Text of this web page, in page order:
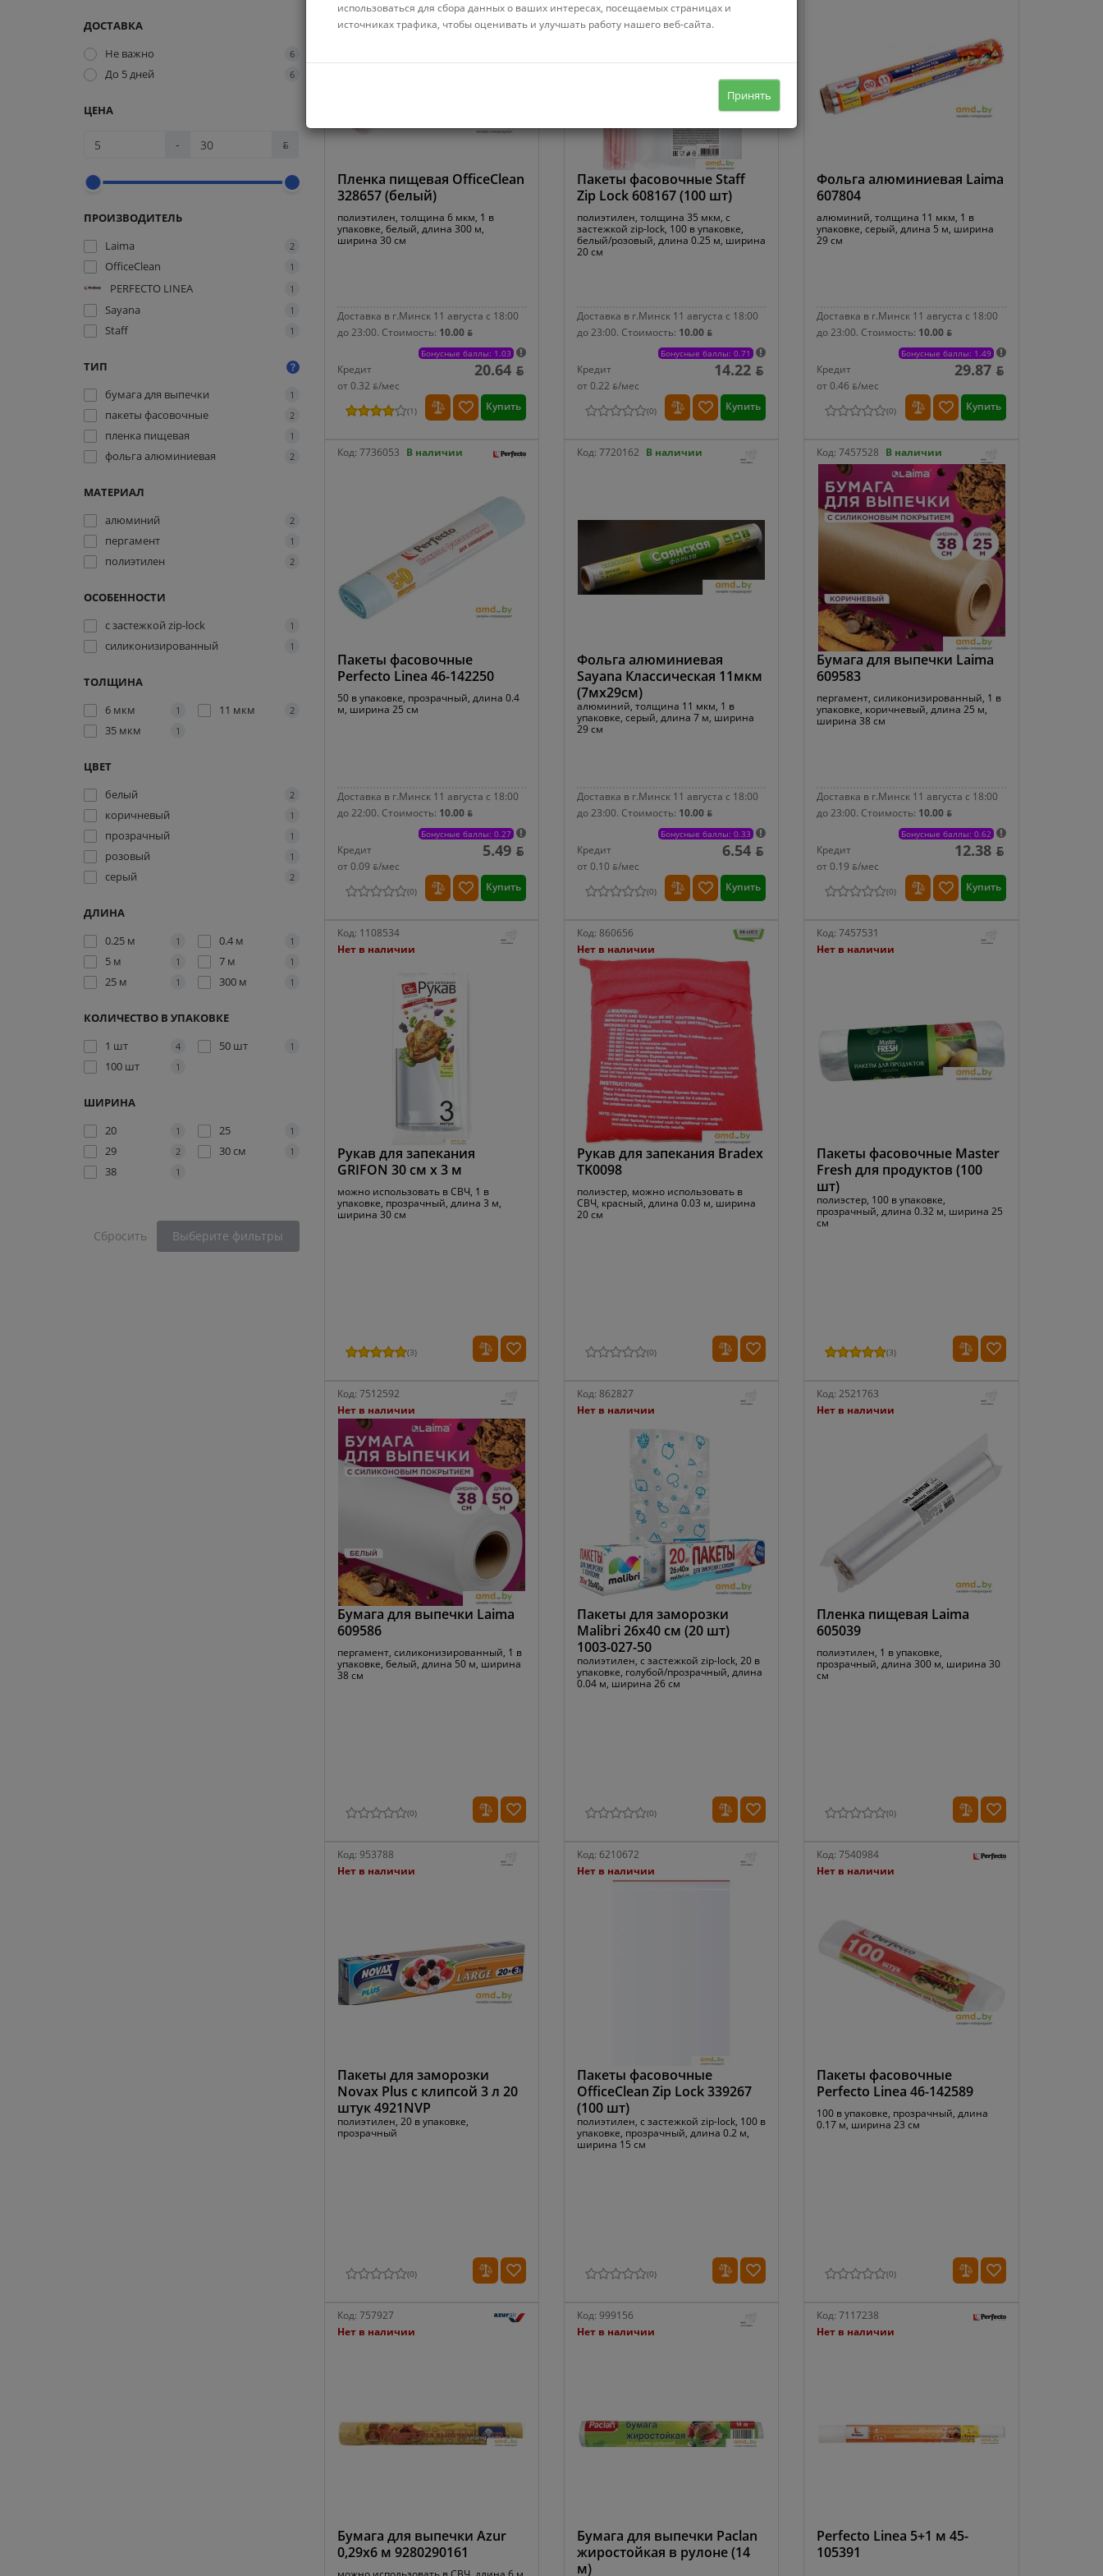
ДОСТАВКА
Не важно
6
До 5 дней 6
ЦЕНА
- ƃ
ПРОИЗВОДИТЕЛЬ
Laima
2
OfficeClean 1
PERFECTO LINEA 1
Sayana 1
Staff 1
ТИП
бумага для выпечки
1
пакеты фасовочные 2
пленка пищевая 1
фольга алюминиевая 2
МАТЕРИАЛ
алюминий
2
пергамент 1
полиэтилен 2
ОСОБЕННОСТИ
с застежкой zip-lock
1
силиконизированный 1
ТОЛЩИНА
6 мкм
1 11 мкм 2
35 мкм 1
ЦВЕТ
белый
2
коричневый 1
прозрачный 1
розовый 1
серый 2
ДЛИНА
0.25 м
1 0.4 м 1
5 м 1 7 м 1
25 м 1 300 м 1
КОЛИЧЕСТВО В УПАКОВКЕ
1 шт
4 50 шт 1
100 шт 1
ШИРИНА
20
1 25 1
29 2 30 см 1
38 1
Сбросить Выберите фильтры
Пленка пищевая OfficeClean
328657 (белый)
полиэтилен, толщина 6 мкм, 1 в
упаковке, белый, длина 300 м,
ширина 30 см
Доставка в г.Минск 11 августа с 18:00
до 23:00. Стоимость: 10.00 ƃ
Бонусные баллы: 1.03
Кредит
от 0.32 ƃ/мec
20.64 ƃ
(1) Купить
Пакеты фасовочные Staff
Zip Lock 608167 (100 шт)
полиэтилен, толщина 35 мкм, с
застежкой zip-lock, 100 в упаковке,
белый/розовый, длина 0.25 м, ширина
20 см
Доставка в г.Минск 11 августа с 18:00
до 23:00. Стоимость: 10.00 ƃ
Бонусные баллы: 0.71
Кредит
от 0.22 ƃ/мec
14.22 ƃ
(0) Купить
Фольга алюминиевая Laima
607804
алюминий, толщина 11 мкм, 1 в
упаковке, серый, длина 5 м, ширина
29 см
Доставка в г.Минск 11 августа с 18:00
до 23:00. Стоимость: 10.00 ƃ
Бонусные баллы: 1.49
Кредит
от 0.46 ƃ/мec
29.87 ƃ
(0) Купить
Код: 7736053 В наличии
Пакеты фасовочные
Perfecto Linea 46-142250
50 в упаковке, прозрачный, длина 0.4
м, ширина 25 см
Доставка в г.Минск 11 августа с 18:00
до 22:00. Стоимость: 10.00 ƃ
Бонусные баллы: 0.27
Кредит
от 0.09 ƃ/мec
5.49 ƃ
(0) Купить
Код: 7720162 В наличии
Фольга алюминиевая
Sayana Классическая 11мкм
(7мx29см)
алюминий, толщина 11 мкм, 1 в
упаковке, серый, длина 7 м, ширина
29 см
Доставка в г.Минск 11 августа с 18:00
до 23:00. Стоимость: 10.00 ƃ
Бонусные баллы: 0.33
Кредит
от 0.10 ƃ/мec
6.54 ƃ
(0) Купить
Код:7457528 В наличии
Бумага для выпечки Laima
609583
пергамент, силиконизированный, 1 в
упаковке, коричневый, длина 25 м,
ширина 38 см
Доставка в г.Минск 11 августа с 18:00
до 23:00. Стоимость: 10.00 ƃ
Бонусные баллы: 0.62
Кредит
от 0.19 ƃ/мec
12.38 ƃ
(0) Купить
Код: 1108534
Нет в наличии
Рукав для запекания
GRIFON 30 см х 3 м
можно использовать в СВЧ, 1 в
упаковке, прозрачный, длина 3 м,
ширина 30 см
(3)
Код: 860656
Нет в наличии
Рукав для запекания Bradex
TK0098
полиэстер, можно использовать в
СВЧ, красный, длина 0.03 м, ширина
20 см
(0)
Код:7457531
Нет в наличии
Пакеты фасовочные Master
Fresh для продуктов (100
шт)
полиэстер, 100 в упаковке,
прозрачный, длина 0.32 м, ширина 25
см
(3)
Код: 7512592
Нет в наличии
Бумага для выпечки Laima
609586
пергамент, силиконизированный, 1 в
упаковке, белый, длина 50 м, ширина
38 см
(0)
Код: 862827
Нет в наличии
Пакеты для заморозки
Malibri 26x40 см (20 шт)
1003-027-50
полиэтилен, с застежкой zip-lock, 20 в
упаковке, голубой/прозрачный, длина
0.04 м, ширина 26 см
(0)
Код:2521763
Нет в наличии
Пленка пищевая Laima
605039
полиэтилен, 1 в упаковке,
прозрачный, длина 300 м, ширина 30
см
(0)
Код: 953788
Нет в наличии
Пакеты для заморозки
Novax Plus с клипсой 3 л 20
штук 4921NVP
полиэтилен, 20 в упаковке,
прозрачный
(0)
Код: 6210672
Нет в наличии
Пакеты фасовочные
OfficeClean Zip Lock 339267
(100 шт)
полиэтилен, с застежкой zip-lock, 100 в
упаковке, прозрачный, длина 0.2 м,
ширина 15 см
(0)
Код:7540984
Нет в наличии
Пакеты фасовочные
Perfecto Linea 46-142589
100 в упаковке, прозрачный, длина
0.17 м, ширина 23 см
(0)
Код: 757927
Нет в наличии
Бумага для выпечки Azur
0,29х6 м 9280290161
Код: 999156
Нет в наличии
Бумага для выпечки Paclan
жиростойкая в рулоне (14
м)
Код:7117238
Нет в наличии
Perfecto Linea 5+1 м 45-
105391
использоваться для сбора данных о ваших интересах, посещаемых страницах и
источниках трафика, чтобы оценивать и улучшать работу нашего веб-сайта.
Принять